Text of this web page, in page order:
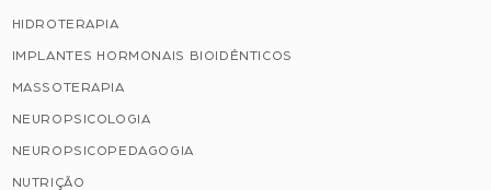
HIDROTERAPIA
IMPLANTES HORMONAIS BIOIDÊNTICOS
MASSOTERAPIA
NEUROPSICOLOGIA
NEUROPSICOPEDAGOGIA
NUTRIÇÃO